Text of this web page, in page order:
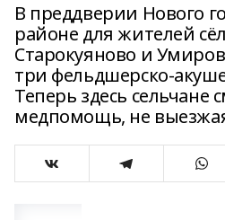
В преддверии Нового
районе для жителей
Старокуяново и
три фельдшерско-
Теперь здесь сельчане
медпомощь, не